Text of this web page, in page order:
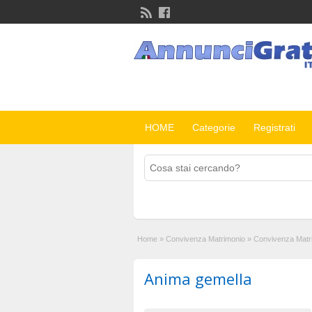
HOME Categorie Registrati
Home » Convivenza Matrimonio » Convivenza
Anima gemella